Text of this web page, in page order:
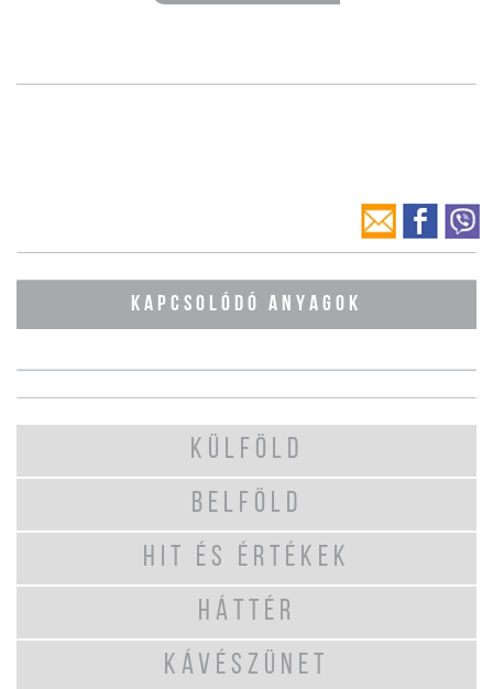
KAPCSOLÓDÓ ANYAGOK
KÜLFÖLD
BELFÖLD
HIT ÉS ÉRTÉKEK
HÁTTÉR
KÁVÉSZÜNET